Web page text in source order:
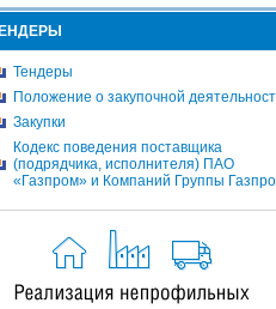
Тендеры
Положение о закупочной
Закупки
Кодекс поведения поставщика
(подрядчика, исполнителя) ПАО
«Газпром» и Компаний Группы